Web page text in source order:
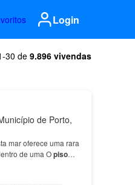
Login
30 de9.896 vivendas
de Porto,
mar oferece uma rara
de uma Opiso